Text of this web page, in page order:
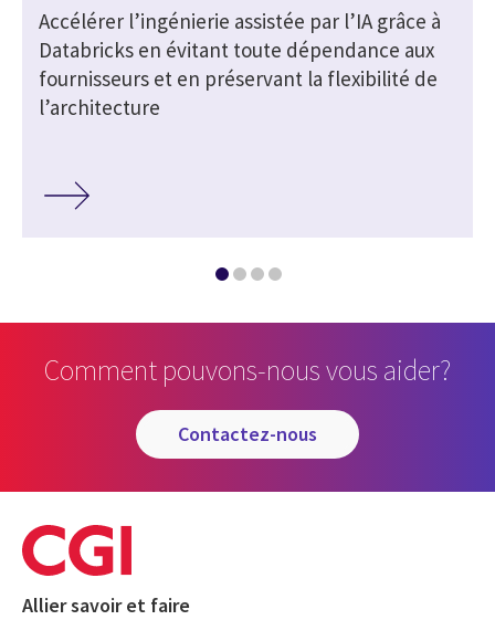
Accélérer l’ingénierie assistée par l’IA grâce à
Databricks en évitant toute dépendance aux
fournisseurs et en préservant la flexibilité de
l’architecture
Comment pouvons-nous vous aider?
contactez-nous
Allier savoir et faire